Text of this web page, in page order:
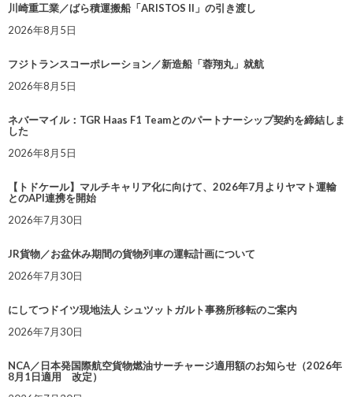
川崎重工業／ばら積運搬船「ARISTOS II」の引き渡し
2026年8月5日
フジトランスコーポレーション／新造船「蓉翔丸」就航
2026年8月5日
ネバーマイル：TGR Haas F1 Teamとのパートナーシップ契約を締結しま
した
2026年8月5日
【トドケール】マルチキャリア化に向けて、2026年7月よりヤマト運輸
とのAPI連携を開始
2026年7月30日
JR貨物／お盆休み期間の貨物列車の運転計画について
2026年7月30日
にしてつドイツ現地法人 シュツットガルト事務所移転のご案内
2026年7月30日
NCA／日本発国際航空貨物燃油サーチャージ適用額のお知らせ（2026年
8月1日適用 改定）